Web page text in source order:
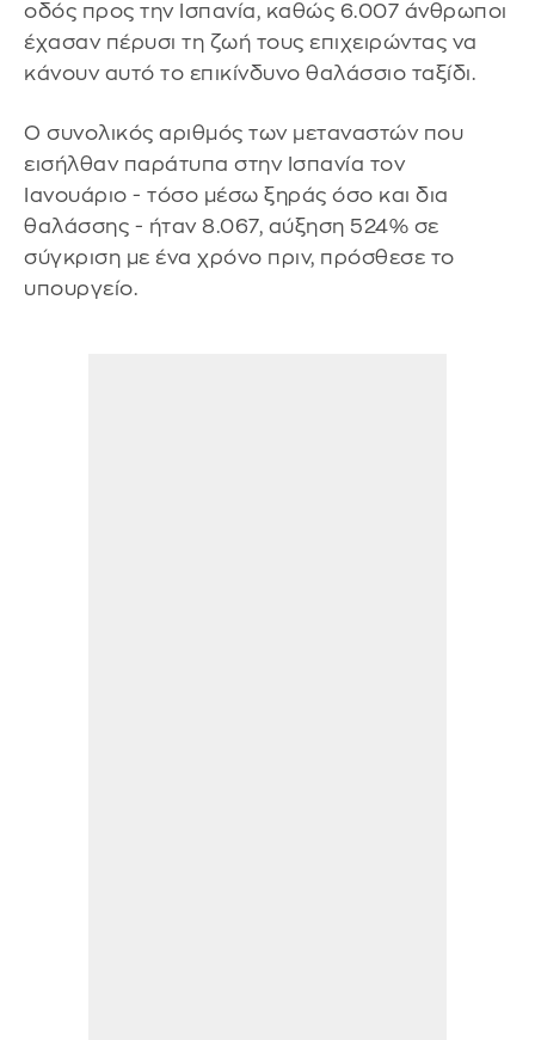
οδός προς την Ισπανία, καθώς 6.007 άνθρωποι
έχασαν πέρυσι τη ζωή τους επιχειρώντας να
κάνουν αυτό το επικίνδυνο θαλάσσιο ταξίδι.
Ο συνολικός αριθμός των μεταναστών που
εισήλθαν παράτυπα στην Ισπανία τον
Ιανουάριο - τόσο μέσω ξηράς όσο και δια
θαλάσσης - ήταν 8.067, αύξηση 524% σε
σύγκριση με ένα χρόνο πριν, πρόσθεσε το
υπουργείο.